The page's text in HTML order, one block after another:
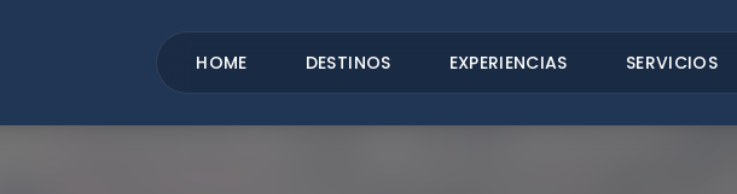
HOME DESTINOS EXPERIENCIAS SERVICIOS